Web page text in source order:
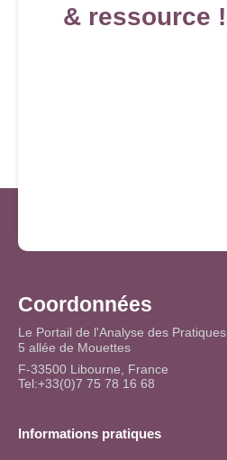
& ressource !
Coordonnées
Le Portail de l'Analyse des Pratiques
5 allée de Mouettes
F-33500 Libourne, France
Tel:+33(0)7 75 78 16 68
Informations pratiques